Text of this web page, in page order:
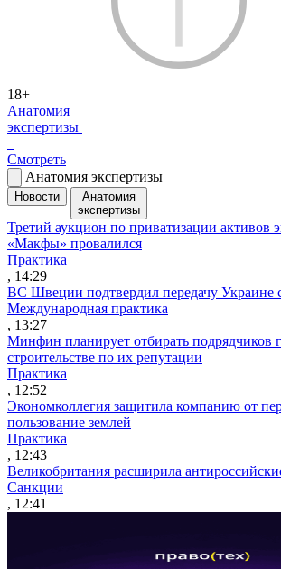
18+
Анатомия
экспертизы
Смотреть
Анатомия экспертизы
Новости
Анатомия
экспертизы
Третий аукцион по приватизации активов
«Макфы» провалился
Практика
, 14:29
ВС Швеции подтвердил передачу Украине
Международная практика
, 13:27
Минфин планирует отбирать подрядчиков
строительстве по их репутации
Практика
, 12:52
Экономколлегия защитила компанию от
пользование землей
Практика
, 12:43
Великобритания расширила
Санкции
, 12:41